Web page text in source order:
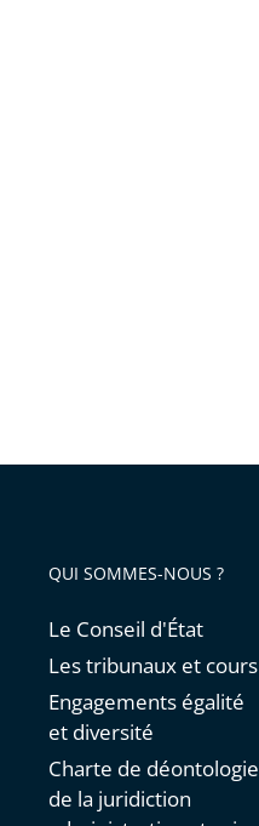
QUI SOMMES-NOUS ?
Le Conseil d'État
Les tribunaux et cours
Engagements égalité
et diversité
Charte de déontologie
de la juridiction